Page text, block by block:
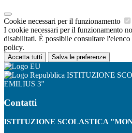
Cookie necessari per il funzionamento
I cookie necessari per il funzionamento
disabilitati. È possibile consultare
policy.
Accetta tutti Salva le preferenze
ISTITUZIONE
EMILIUS 3"
Contatti
ISTITUZIONE SCOLASTICA